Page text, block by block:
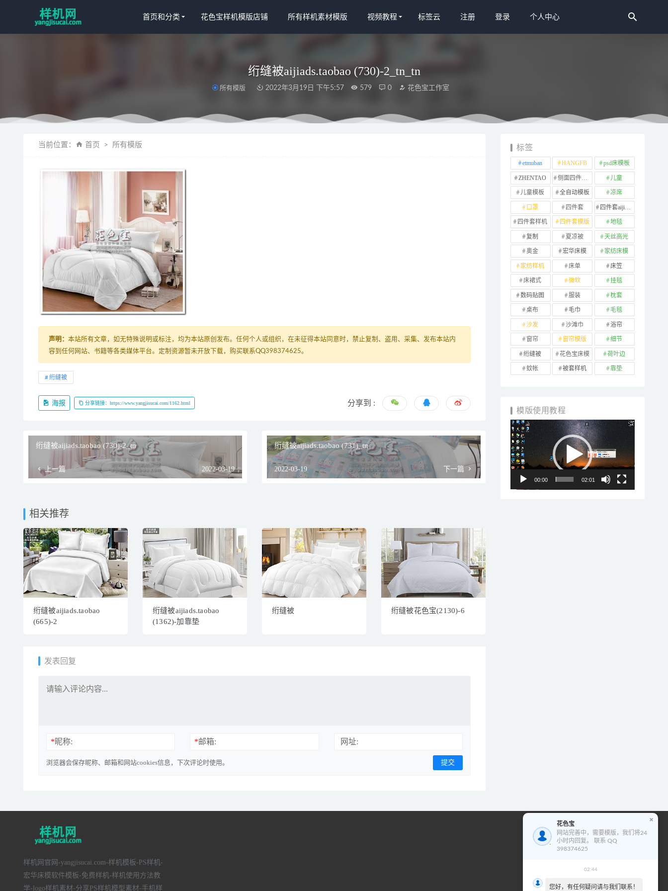
首页和分类 花色宝样机模版店铺 所有样机素材模版 视频教程 标签云 注册 登录 个人中心
绗缝被aijiads.taobao (730)-2_tn_tn
所有模版 2022年3月19日 下午5:57 579 0 花色宝工作室
当前位置： 首页 所有模版
声明： 本站所有文章，如无特殊说明或标注，均为本站原创发布。任何个人或组织，在未征得本站同意时，禁止复制、盗用、采集、发布本站内
容到任何网站、书籍等各类媒体平台。定制资源暂未开放下载，购买联系QQ398374625。
绗缝被
海报 分享链接：https://www.yangjisucai.com/1162.html 分享到 :
绗缝被aijiads.taobao (730)-2_tn
上一篇 2022-03-19
绗缝被aijiads.taobao (731)_tn
2022-03-19 下一篇
相关推荐
绗缝被aijiads.taobao
(665)-2
绗缝被aijiads.taobao
(1362)-加靠垫
绗缝被 绗缝被花色宝(2130)-6
发表回复
*昵称: *邮箱: 网址:
浏览器会保存昵称、邮箱和网站cookies信息，下次评论时使用。
标签
etmuban HANGFB psd床模板
ZHENTAO 侧面四件套样机 儿童
儿童模板 全自动模板 凉席
口罩 四件套 四件套aijiads.taobao (1639)
四件套样机 四件套模版 地毯
复制 夏凉被 天丝高光
奥金 宏华床模 家纺床模
家纺样机 床单 床笠
床裙式 微软 挂毯
数码贴图 服装 枕套
桌布 毛巾 毛毯
沙发 沙滩巾 浴帘
窗帘 窗帘模版 细节
绗缝被 花色宝床模 荷叶边
蚊帐 被套样机 靠垫
模版使用教程
视
频
播
放
00:00 02:01
样机网官网-yangjisucai.com-样机模板-PS样机-
宏华床模软件模板-免费样机-样机使用方法教
学-logo样机素材-分享PS样机模型素材-手机样
花色宝模版使用教程
视
00:00
天丝高光花色宝(2664)智能效果 2022-03-19
花色宝
网站完善中，需要模版，我们将24
小时内回复。 联系 QQ
398374625
02:44
您好，有任何疑问请与我们联系！